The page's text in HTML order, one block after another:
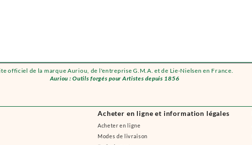
officiel de la marque Auriou, de l'entreprise G.M.A. et de Lie-Nielsen en France.
Auriou : Outils forgés pour Artistes depuis 1856
Acheter en ligne et information légales
Acheter en ligne
Modes de livraison